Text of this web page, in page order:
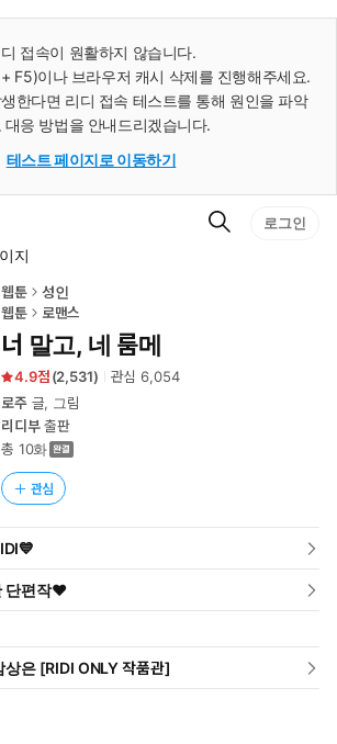
접속이 원활하지 않습니다.
F5)이나 브라우저 캐시 삭제를 진행해주세요.
한다면 리디 접속 테스트를 통해 원인을 파악
대응 방법을 안내드리겠습니다.
테스트 페이지로 이동하기
검
로그인
지
웹툰
성인
웹툰
로맨스
너 말고, 네 룸메
4.9 (2,531) 관심6,054
로주글, 그림
리디부출판
총 10화
관심
단편작❤️
상은 [RIDI ONLY 작품관]